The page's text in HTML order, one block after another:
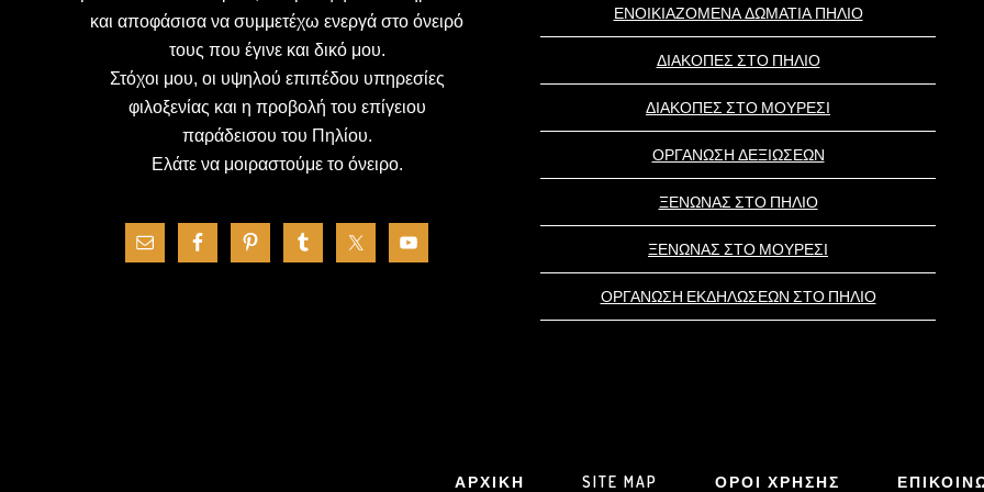
και αποφάσισα να συμμετέχω ενεργά στο όνειρό
τους που έγινε και δικό μου.
Στόχοι μου, οι υψηλού επιπέδου υπηρεσίες
φιλοξενίας και η προβολή του επίγειου
παράδεισου του Πηλίου.
Ελάτε να μοιραστούμε το όνειρο.
ΕΝΟΙΚΙΑΖΟΜΕΝΑ ΔΩΜΑΤΙΑ ΠΗΛΙΟ
ΔΙΑΚΟΠΕΣ ΣΤΟ ΠΗΛΙΟ
ΔΙΑΚΟΠΕΣ ΣΤΟ ΜΟΥΡΕΣΙ
ΟΡΓΑΝΩΣΗ ΔΕΞΙΩΣΕΩΝ
ΞΕΝΩΝΑΣ ΣΤΟ ΠΗΛΙΟ
ΞΕΝΩΝΑΣ ΣΤΟ ΜΟΥΡΕΣΙ
ΟΡΓΑΝΩΣΗ ΕΚΔΗΛΩΣΕΩΝ ΣΤΟ ΠΗΛΙΟ
ΑΡΧΙΚΗ SITE MAP ΟΡΟΙ ΧΡΗΣΗΣ